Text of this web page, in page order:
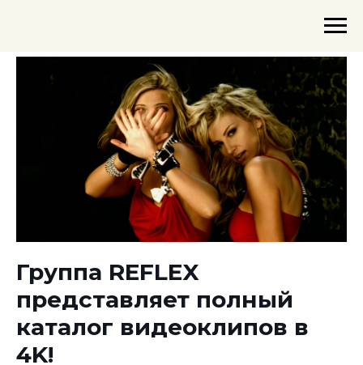
Группа REFLEX
представляет полный
каталог видеоклипов в
4K!